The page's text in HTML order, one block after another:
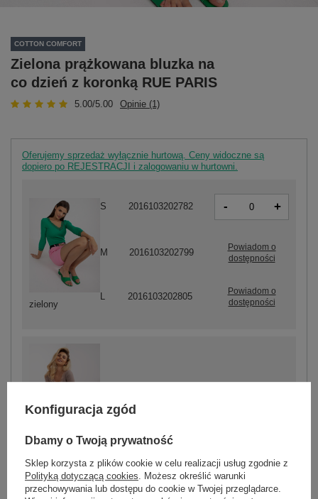
COTTON COMFORT
Zielona prążkowana bluzka na
co dzień z koronką RUE PARIS
5.00/5.00 Opinie (1)
Oferujemy sprzedaż wyłącznie hurtową. Ceny widoczne są
dopiero po REJESTRACJI i zalogowaniu w hurtowni.
ciemny beżowy
zielony
S 2016103202782 - +
M 2016103202799
Powiadom o
dostępności
2016103202805
Powiadom o
dostępności
Konfiguracja zgód
Dbamy o Twoją prywatność
Sklep korzysta z plików cookie w celu realizacji usług zgodnie z
Polityką dotyczącą cookies . Możesz określić warunki
przechowywania lub dostępu do cookie w Twojej przeglądarce.